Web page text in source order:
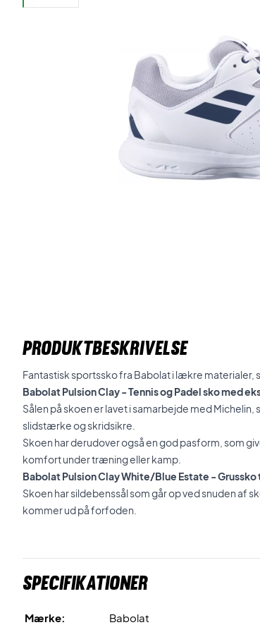
PRODUKTBESKRIVELSE
Fantastisk sportssko fra Babolat i lækre
Babolat Pulsion Clay - Tennis og Padel sko med
Sålen på skoen er lavet i samarbejde med
slidstærke og skridsikre.
Skoen har derudover også en god pasform, som
komfort under træning eller kamp.
Babolat Pulsion Clay White/Blue Estate - Grussko
Skoen har sildebenssål som går op ved snuden af
kommer ud på forfoden.
Specifikationer
Mærke:
Babolat